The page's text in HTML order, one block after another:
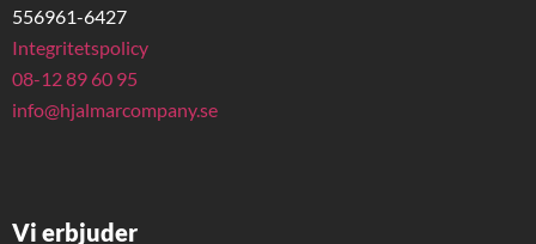
556961-6427
Integritetspolicy
08-12 89 60 95
info@hjalmarcompany.se
Vi erbjuder